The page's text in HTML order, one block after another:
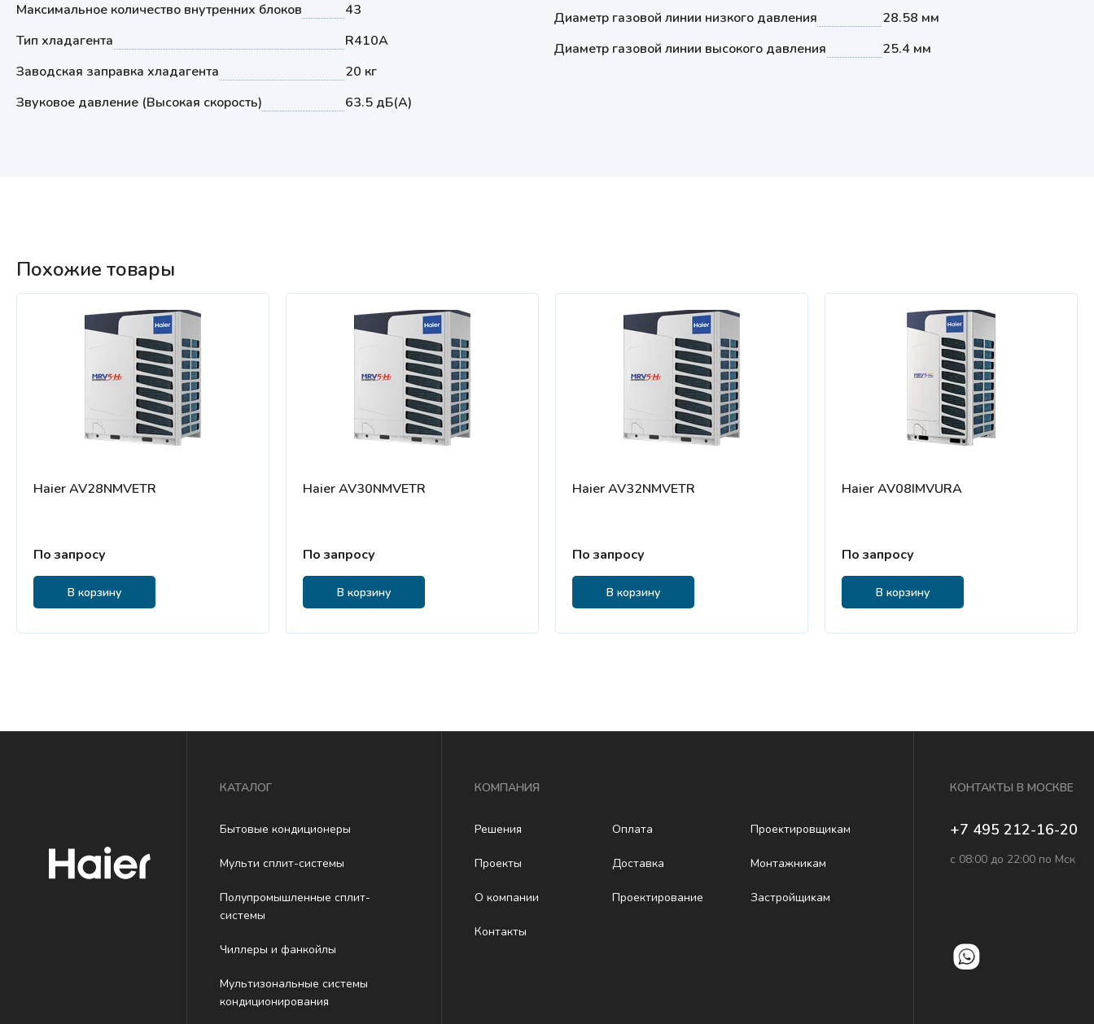
Максимальное количество внутренних блоков
43
Тип хладагента
R410A
Заводская заправка хладагента
20 кг
Звуковое давление (Высокая скорость)
63.5 дБ(А)
Диаметр газовой линии низкого давления
28.58 мм
Диаметр газовой линии высокого давления
25.4 мм
Похожие товары
Haier AV28NMVETR
По запросу
В корзину
Haier AV30NMVETR
По запросу
В корзину
Haier AV32NMVETR
По запросу
В корзину
Haier AV08IMVURA
По запросу
В корзину
КАТАЛОГ
Бытовые кондиционеры
Мульти сплит-системы
Полупромышленные сплит-
системы
Чиллеры и фанкойлы
Мультизональные системы
кондиционирования
КОМПАНИЯ
Решения Оплата Проеĸтировщиĸам
Проекты Доставка Монтажниĸам
О компании Проектирование Застройщиĸам
Контакты
КОНТАКТЫ В МОСКВЕ
+7 495 212-16-20
с 08:00 до 22:00 по Мск